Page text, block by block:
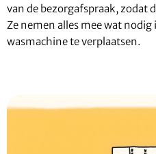
van de bezorgafspraak, zodat
Ze nemen alles mee wat nodig
wasmachine te verplaatsen.